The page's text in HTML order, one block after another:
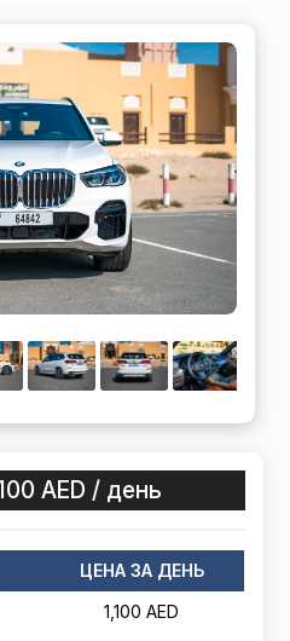
AED / день
ЦЕНА ЗА ДЕНЬ
1,100 AED